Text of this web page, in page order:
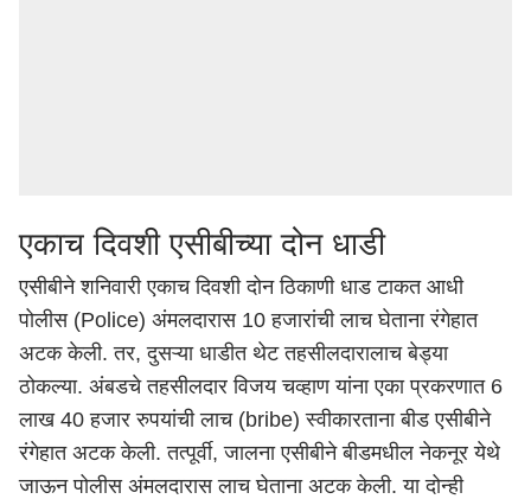
एकाच दिवशी एसीबीच्या दोन धाडी
एसीबीने शनिवारी एकाच दिवशी दोन ठिकाणी धाड टाकत आधी
पोलीस (Police) अंमलदारास 10 हजारांची लाच घेताना रंगेहात
अटक केली. तर, दुसऱ्या धाडीत थेट तहसीलदारालाच बेड्या
ठोकल्या. अंबडचे तहसीलदार विजय चव्हाण यांना एका प्रकरणात 6
लाख 40 हजार रुपयांचीलाच (bribe) स्वीकारताना बीड एसीबीने
रंगेहात अटक केली. तत्पूर्वी, जालना एसीबीनेबीडमधील नेकनूर येथे
जाऊन पोलीस अंमलदारास लाच घेताना अटक केली. या दोन्ही